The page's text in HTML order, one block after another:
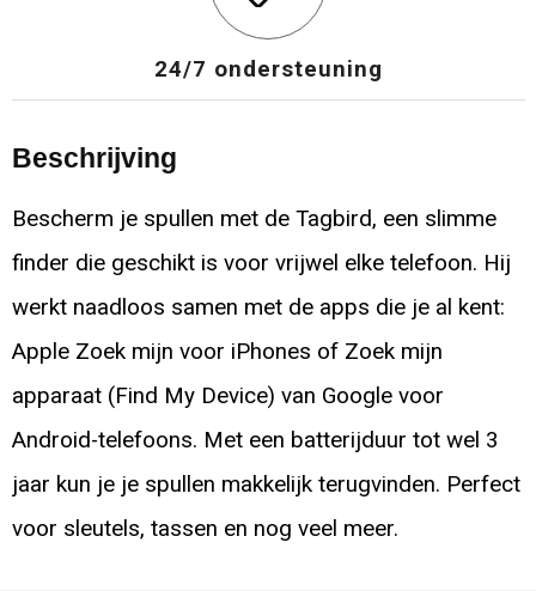
24/7 ondersteuning
Beschrijving
Bescherm je spullen met de Tagbird, een slimme
finder die geschikt is voor vrijwel elke telefoon. Hij
werkt naadloos samen met de apps die je al kent:
Apple Zoek mijn voor iPhones of Zoek mijn
apparaat (Find My Device) van Google voor
Android-telefoons. Met een batterijduur tot wel 3
jaar kun je je spullen makkelijk terugvinden. Perfect
voor sleutels, tassen en nog veel meer.